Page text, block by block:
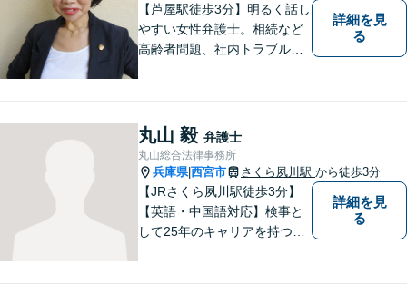
【芦屋駅徒歩3分】明るく話し
やすい女性弁護士。相続など
高齢者問題、社内トラブル
る方は、お気軽にご連絡下さ
い。【宅建士・行政書士資格
保持】
詳細を見
る
丸山 毅 弁護士
丸山総合法律事務所
兵庫県|西宮市 さくら夙川駅 から徒歩3分
【JRさくら夙川駅徒歩3分】
【英語・中国語対応】検事と
して25年のキャリアを持つ弁
詳細を見
る